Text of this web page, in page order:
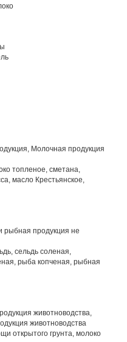
Молочная продукция
топленое, сметана,
масло Крестьянское,
рыбная продукция не
сельдь соленая,
рыба копченая, рыбная
животноводства,
животноводства
открытого грунта, молоко